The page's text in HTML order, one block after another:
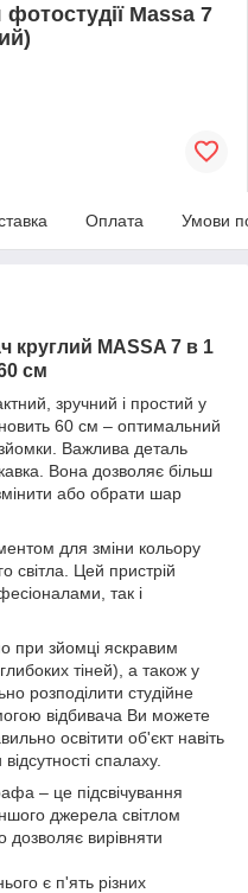
Massa 7
Оплата Умови
круглий MASSA 7 в 1
см
зручний і простий у
60 см – оптимальний
Важлива деталь
Вона дозволяє більш
або обрати шар
для зміни кольору
світла. Цей пристрій
так і
при зйомці яскравим
тіней), а також у
розподілити студійне
відбивача Ви можете
освітити об'єкт навіть
спалаху.
– це підсвічування
джерела світлом
дозволяє вирівняти
є п'ять різних